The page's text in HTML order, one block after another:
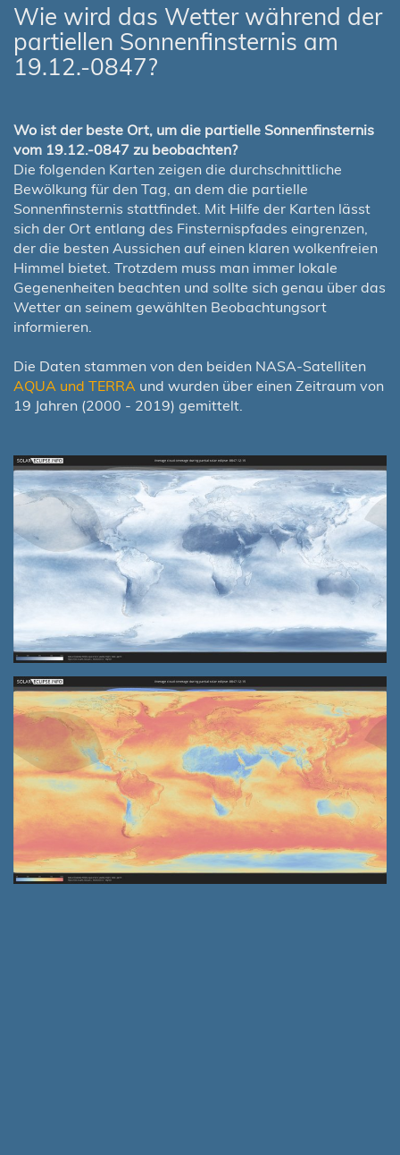
Wie wird das Wetter während der
partiellen Sonnenfinsternis am
19.12.-0847?
Wo ist der beste Ort, um die partielle Sonnenfinsternis
vom 19.12.-0847 zu beobachten?
Die folgenden Karten zeigen die durchschnittliche
Bewölkung für den Tag, an dem die partielle
Sonnenfinsternis stattfindet. Mit Hilfe der Karten lässt
sich der Ort entlang des Finsternispfades eingrenzen,
der die besten Aussichen auf einen klaren wolkenfreien
Himmel bietet. Trotzdem muss man immer lokale
Gegenenheiten beachten und sollte sich genau über das
Wetter an seinem gewählten Beobachtungsort
informieren.
Die Daten stammen von den beiden NASA-Satelliten
AQUA und TERRA und wurden über einen Zeitraum von
19 Jahren (2000 - 2019) gemittelt.